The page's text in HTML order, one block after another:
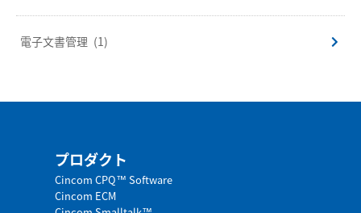
電子文書管理 (1)
プロダクト
Cincom CPQ™ Software
Cincom ECM